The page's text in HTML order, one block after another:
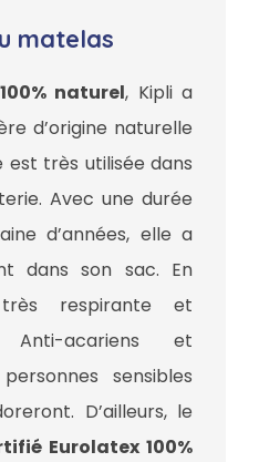
matelas
naturel, Kipli a
d’origine naturelle
est très utilisée dans
Avec une durée
d’années, elle a
dans son sac. En
respirante et
Anti-acariens et
sensibles
D’ailleurs, le
Eurolatex 100%